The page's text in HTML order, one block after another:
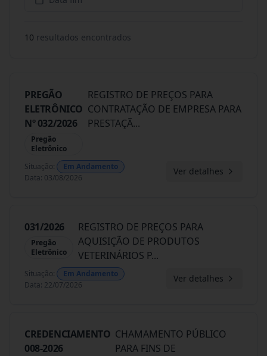
10 resultados encontrados
PREGÃO
ELETRÔNICO
Nº 032/2026
Pregão
Eletrônico
REGISTRO DE PREÇOS PARA
CONTRATAÇÃO DE EMPRESA PARA
PRESTAÇÃ...
Situação:
Em Andamento
Data: 03/08/2026
Ver detalhes
031/2026
Pregão
Eletrônico
REGISTRO DE PREÇOS PARA
AQUISIÇÃO DE PRODUTOS
VETERINÁRIOS P...
Situação:
Em Andamento
Data: 22/07/2026
Ver detalhes
CREDENCIAMENTO
008-2026
CHAMAMENTO PÚBLICO
PARA FINS DE